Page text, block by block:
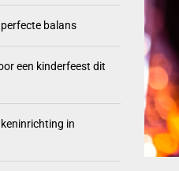
balans
een kinderfeest dit
in